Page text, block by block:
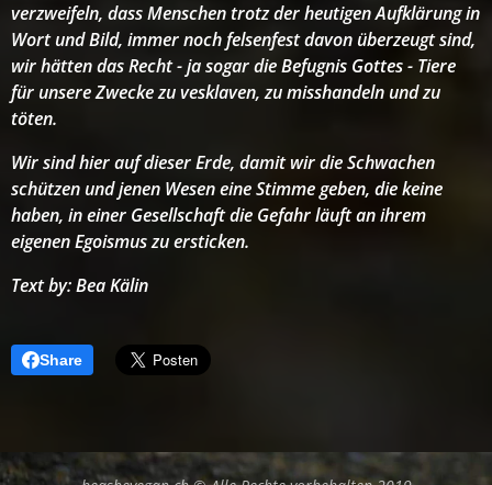
verzweifeln, dass Menschen trotz der heutigen Aufklärung in
Wort und Bild, immer noch felsenfest davon überzeugt sind,
wir hätten das Recht - ja sogar die Befugnis Gottes - Tiere
für unsere Zwecke zu vesklaven, zu misshandeln und zu
töten.
Wir sind hier auf dieser Erde, damit wir die Schwachen
schützen und jenen Wesen eine Stimme geben, die keine
haben, in einer Gesellschaft die Gefahr läuft an ihrem
eigenen Egoismus zu ersticken.
Text by: Bea Kälin
Share